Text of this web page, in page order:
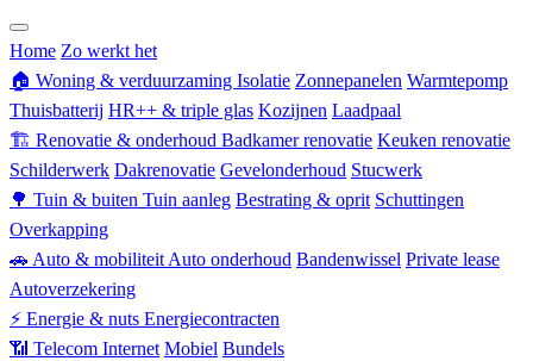
Home Zo werkt het
🏠 Woning & verduurzaming Isolatie Zonnepanelen Warmtepomp
Thuisbatterij HR++ & triple glas Kozijnen Laadpaal
🏗 Renovatie & onderhoud Badkamer renovatie Keuken renovatie
Schilderwerk Dakrenovatie Gevelonderhoud Stucwerk
🌳 Tuin & buiten Tuin aanleg Bestrating & oprit Schuttingen
Overkapping
🚗 Auto & mobiliteit Auto onderhoud Bandenwissel Private lease
Autoverzekering
⚡ Energie & nuts Energiecontracten
📶 Telecom Internet Mobiel Bundels